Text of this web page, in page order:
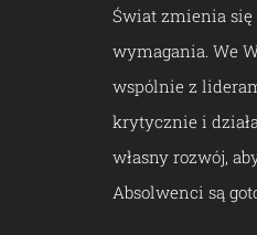
Świat zmienia
wymagania. We
wspólnie z
krytycznie i
własny rozwój,
Absolwenci są